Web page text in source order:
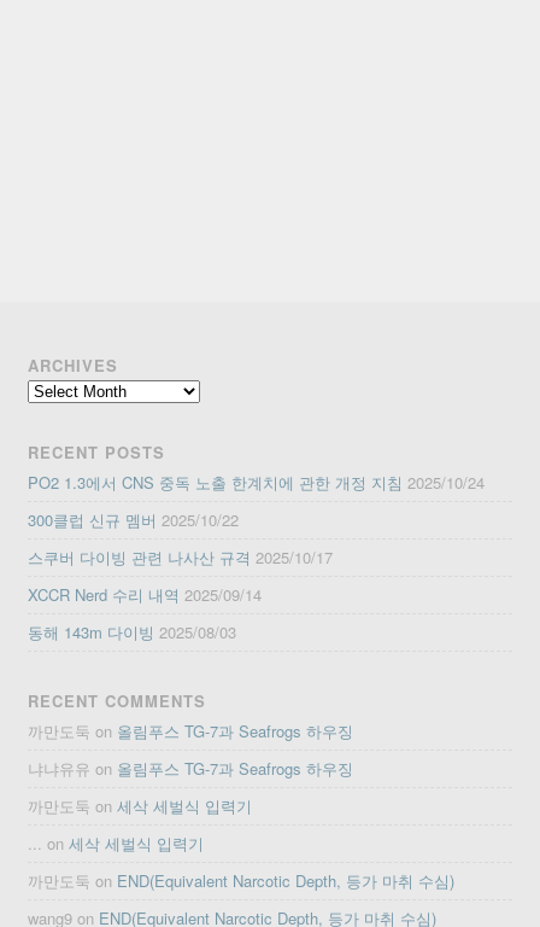
ARCHIVES
Archives
RECENT POSTS
PO2 1.3에서 CNS 중독 노출 한계치에 관한 개정 지침 2025/10/24
300클럽 신규 멤버 2025/10/22
스쿠버 다이빙 관련 나사산 규격 2025/10/17
XCCR Nerd 수리 내역 2025/09/14
동해 143m 다이빙 2025/08/03
RECENT COMMENTS
까만도둑 on 올림푸스 TG-7과 Seafrogs 하우징
냐냐유유 on 올림푸스 TG-7과 Seafrogs 하우징
까만도둑 on세삭 세벌식 입력기
... on세삭 세벌식 입력기
까만도둑 on END(Equivalent Narcotic Depth, 등가 마취 수심)
wang9 on END(Equivalent Narcotic Depth, 등가 마취 수심)